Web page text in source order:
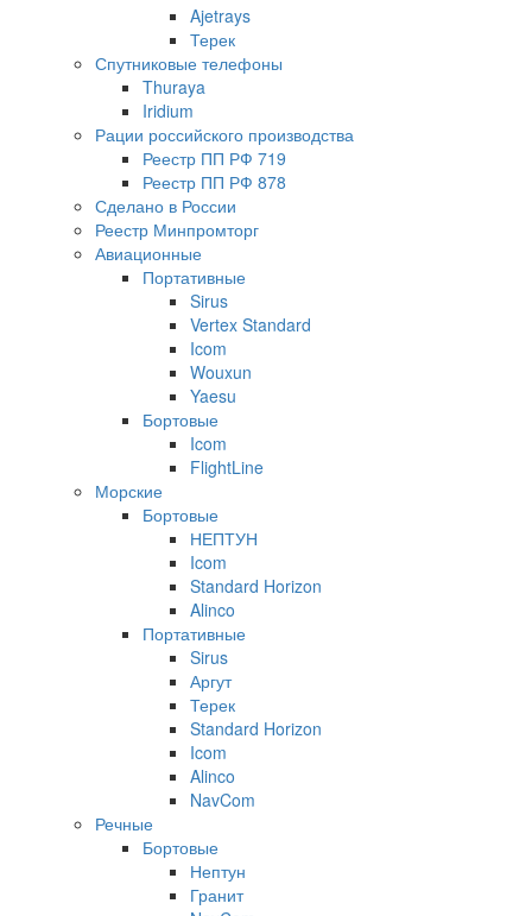
Ajetrays
Терек
Спутниковые телефоны
Thuraya
Iridium
Рации российского производства
Реестр ПП РФ 719
Реестр ПП РФ 878
Сделано в России
Реестр Минпромторг
Авиационные
Портативные
Sirus
Vertex Standard
Icom
Wouxun
Yaesu
Бортовые
Icom
FlightLine
Морские
Бортовые
НЕПТУН
Icom
Standard Horizon
Alinco
Портативные
Sirus
Аргут
Терек
Standard Horizon
Icom
Alinco
NavCom
Речные
Бортовые
Нептун
Гранит